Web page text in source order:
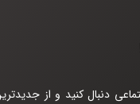
دنبال کنید و از